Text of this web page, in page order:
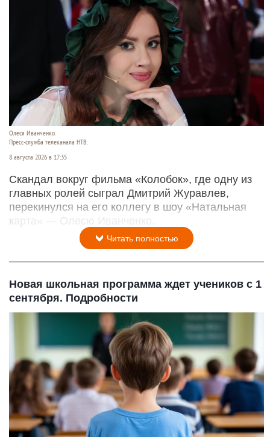
Олеся Иванченко.
Пресс-служба телеканала НТВ.
8 августа 2026 в 17:35
Скандал вокруг фильма «Колобок», где одну из
главных ролей сыграл Дмитрий Журавлев,
перекинулся на его коллегу в шоу «Натальная
карта» — Олесю Иванченко.
Читать полностью
Новая школьная программа ждет учеников с 1
сентября. Подробности